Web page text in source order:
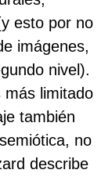
esto por no
imágenes,
nivel).
más limitado
también
no
describe